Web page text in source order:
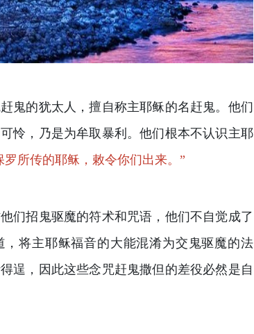
鬼的犹太人，擅自称主耶稣的名赶鬼。他们
怜，乃是为牟取暴利。他们根本不认识主耶
罗所传的耶稣，敕令你们出来。”
们招鬼驱魔的符术和咒语，他们不自觉成了
，将主耶稣福音的大能混淆为交鬼驱魔的法
逞，因此这些念咒赶鬼撒但的差役必然是自